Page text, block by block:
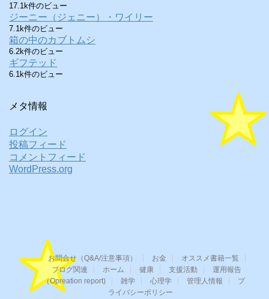
17.1k件のビュー
ジーニー（ジェニー）・ワイリー
7.1k件のビュー
箱の中のカブトムシ
6.2k件のビュー
ギフテッド
6.1k件のビュー
メタ情報
ログイン
投稿フィード
コメントフィード
WordPress.org
お問合せ（Q&A/注意事項） お金
オススメ書籍一覧
ブログ関連
ホーム 健康 支援活動
運用報告
（Opreation report)
雑学 心理学 管理人情報
プ
ライバシーポリシー